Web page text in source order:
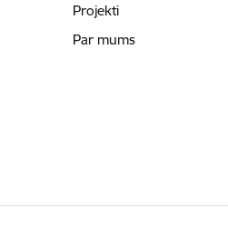
Projekti
Par mums